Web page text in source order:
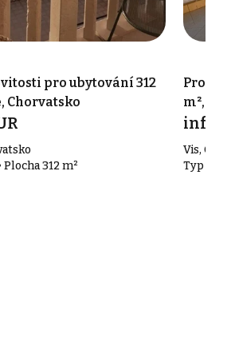
pro ubytování 312
Chorvatsko
312 m²
Prodej
m²,
info v
Vis,
Typ